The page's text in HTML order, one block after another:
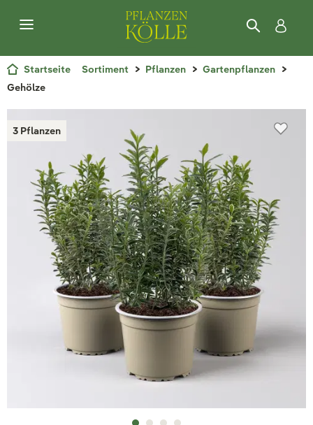
Startseite Sortiment Pflanzen
Gartenpflanzen
Gehölze
3 Pflanzen